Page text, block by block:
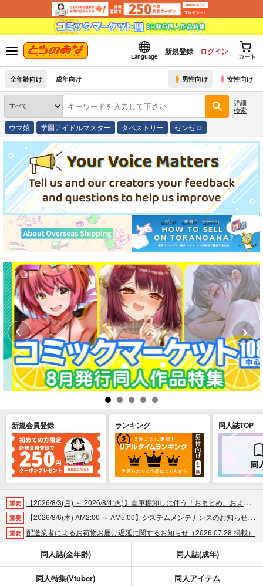
Language
新規登録 ログイン
カート
全年齢向け 成年向け 男性向け 女性向け
詳細
検索
ウマ娘 学園アイドルマスター タペストリー ゼンゼロ
新規会員登録 ランキング 同人誌TOP
重要 【2026/8/3(月) ～ 2026/8/4(火)】倉庫棚卸しに伴う「おまとめ」および「商品の出荷」休止のお知らせ（2026.07.30 掲載）
重要 【2026/8/6(木) AM2:00 ～ AM5:00】システムメンテナンスのお知らせ（2026.07.30 掲載）
重要 配送業者によるお荷物お届け遅延に関するお知らせ（2026.07.28 掲載）
【2026/4/1より】とらのあなプレミアム、新支払い方法＆新プラン導入のお知らせ（2026.03.09 掲載）
同人誌(全年齢) 同人誌(成年)
同人特集(Vtuber) 同人アイテム